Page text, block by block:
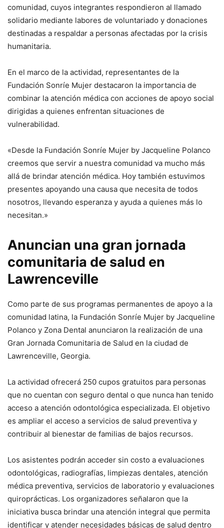
comunidad, cuyos integrantes respondieron al llamado
solidario mediante labores de voluntariado y donaciones
destinadas a respaldar a personas afectadas por la crisis
humanitaria.
En el marco de la actividad, representantes de la
Fundación Sonríe Mujer destacaron la importancia de
combinar la atención médica con acciones de apoyo social
dirigidas a quienes enfrentan situaciones de
vulnerabilidad.
«Desde la Fundación Sonríe Mujer by Jacqueline Polanco
creemos que servir a nuestra comunidad va mucho más
allá de brindar atención médica. Hoy también estuvimos
presentes apoyando una causa que necesita de todos
nosotros, llevando esperanza y ayuda a quienes más lo
necesitan.»
Anuncian una gran jornada
comunitaria de salud en
Lawrenceville
Como parte de sus programas permanentes de apoyo a la
comunidad latina, la Fundación Sonríe Mujer by Jacqueline
Polanco y Zona Dental anunciaron la realización de una
Gran Jornada Comunitaria de Salud en la ciudad de
Lawrenceville, Georgia.
La actividad ofrecerá 250 cupos gratuitos para personas
que no cuentan con seguro dental o que nunca han tenido
acceso a atención odontológica especializada. El objetivo
es ampliar el acceso a servicios de salud preventiva y
contribuir al bienestar de familias de bajos recursos.
Los asistentes podrán acceder sin costo a evaluaciones
odontológicas, radiografías, limpiezas dentales, atención
médica preventiva, servicios de laboratorio y evaluaciones
quiroprácticas. Los organizadores señalaron que la
iniciativa busca brindar una atención integral que permita
identificar y atender necesidades básicas de salud dentro